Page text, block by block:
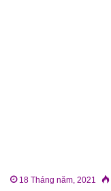
18 Tháng năm, 2021